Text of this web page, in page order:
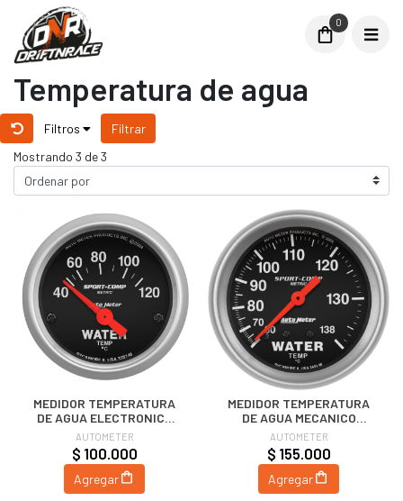
0
Temperatura de agua
Filtros
Filtrar
Mostrando 3 de 3
MEDIDOR TEMPERATURA
DE AGUA ELECTRONICO
SPORT-COMP (52.4MM) |
AUTOMETER
AUTOMETER
$ 100.000
Agregar
MEDIDOR TEMPERATURA
DE AGUA MECANICO
SPORT-COMP (66.7MM) |
AUTOMETER
AUTOMETER
$ 155.000
Agregar